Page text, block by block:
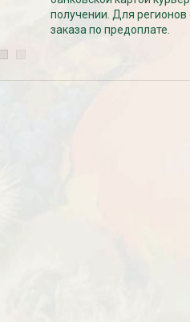
Дата:29.02.2024
получении. Для регионов
заказа по предоплате.